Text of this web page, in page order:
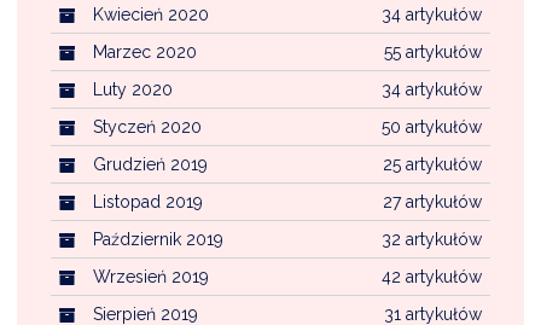
34 artykułów
Kwiecień 2020
55 artykułów
Marzec 2020
34 artykułów
Luty 2020
50 artykułów
Styczeń 2020
25 artykułów
Grudzień 2019
27 artykułów
Listopad 2019
32 artykułów
Październik 2019
42 artykułów
Wrzesień 2019
31 artykułów
Sierpień 2019